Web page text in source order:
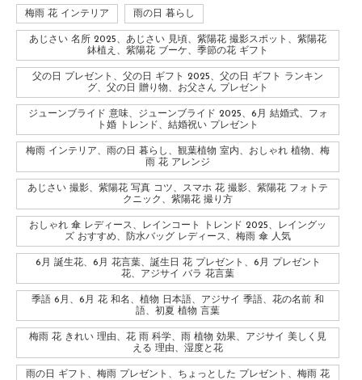
梅雨 花 インテリア 雨の日 暮らし
あじさい 名所 2025、あじさい 見頃、紫陽花 撮影スポット、紫陽花
鉢植え、紫陽花 ブーケ、季節の花 ギフト
父の日 プレゼント、父の日 ギフト 2025、父の日 ギフト ランキン
グ、父の日 贈り物、お父さん プレゼント
ジューンブライド 意味、ジューンブライド 2025、6月 結婚式、フォ
ト婚 トレンド、結婚祝い プレゼント
梅雨 インテリア、雨の日 暮らし、観葉植物 室内、おしゃれ 植物、梅
雨 花 アレンジ
あじさい 撮影、紫陽花 写真 コツ、スマホ 花 撮影、紫陽花 フォトテ
クニック、紫陽花 撮り方
おしゃれ 傘 レディース、レインコート トレンド 2025、レイングッ
ズ おすすめ、防水バッグ レディース、梅雨 傘 人気
6月 誕生花、6月 花言葉、誕生日 花 プレゼント、6月 プレゼント
花、アジサイ バラ 花言葉
季語 6月、6月 花 和名、植物 日本語、アジサイ 季語、花の名前 和
語、初夏 植物 言葉
梅雨 花 きれい 理由、花 雨 科学、雨 植物 効果、アジサイ 美しく見
える 理由、湿度と花
雨の日 ギフト、梅雨 プレゼント、ちょっとした プレゼント、梅雨 花